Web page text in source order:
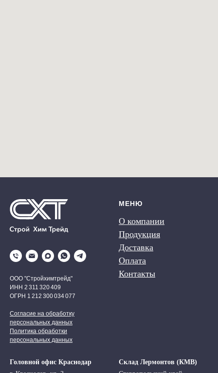
ООО "Стройхимтрейд"
ИНН 2 311 320 409
ОГРН 1 212 300 034 077
Согласие на обработку
персональных данных
Политика обработки
персональных данных
МЕНЮ
О компании
Продукция
Доставка
Оплата
Контакты
Головной офис Краснодар
Склад Лермонтов (КМВ)